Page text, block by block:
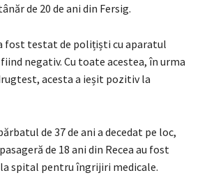
de 20 de ani din Fersig.
fost testat de polițiști cu aparatul
negativ. Cu toate acestea, în urma
acesta a ieșit pozitiv la
de 37 de ani a decedat pe loc,
de 18 ani din Recea au fost
spital pentru îngrijiri medicale.